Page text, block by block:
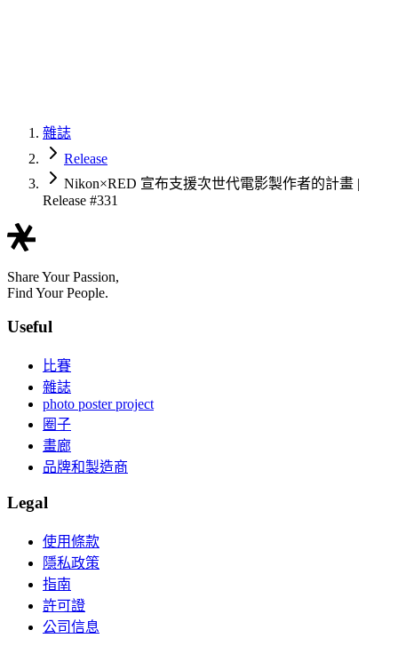
雜誌
Release
Nikon×RED 宣布支援次世代電影製作者的計畫 |
Release #331
Share Your Passion,
Find Your People.
Useful
比賽
雜誌
photo poster project
圈子
畫廊
品牌和製造商
Legal
使用條款
隱私政策
指南
許可證
公司信息